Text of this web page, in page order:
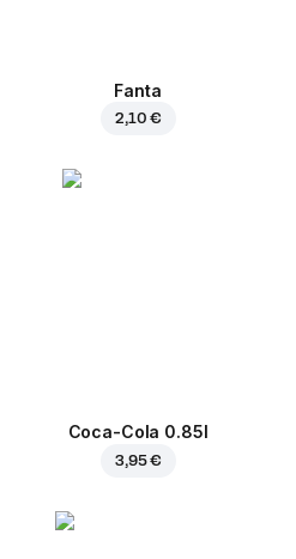
Fanta
2,10 €
Coca-Cola 0.85l
3,95 €